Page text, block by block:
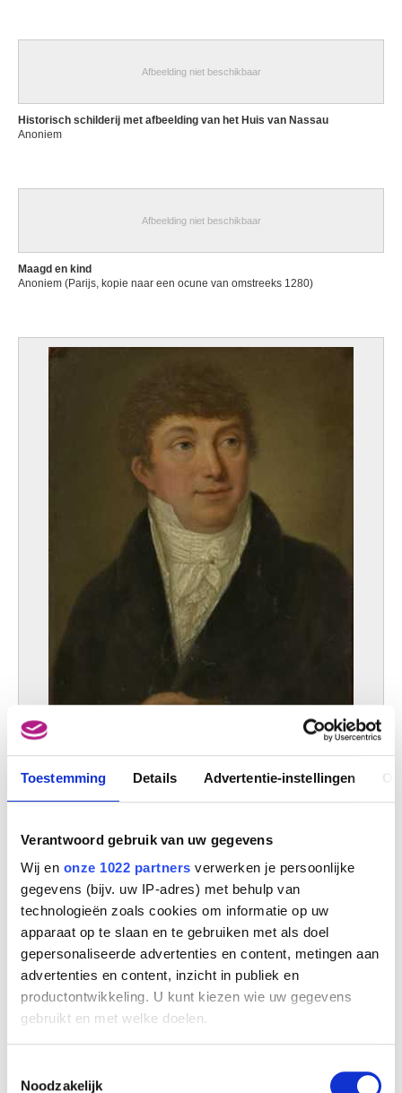
Toestemming Details Advertentie-instellingen
Verantwoord gebruik van uw gegevens
Wij en onze 1022 partners verwerken je persoonlijke
gegevens (bijv. uw IP-adres) met behulp van
technologieën zoals cookies om informatie op uw
apparaat op te slaan en te gebruiken met als doel
gepersonaliseerde advertenties en content, metingen aan
advertenties en content, inzicht in publiek en
productontwikkeling. U kunt kiezen wie uw gegevens
gebruikt en met welke doelen.
Informatie verzamelen over uw geografische
Noodzakelijk
Afbeelding niet beschikbaar
Historisch schilderij met afbeelding van het Huis van Nassau
Anoniem
Afbeelding niet beschikbaar
Maagd en kind
Anoniem (Parijs, kopie naar een ocune van omstreeks 1280)
Mannenportret